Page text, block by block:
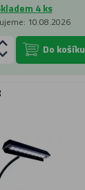
4 ks
10.08.2026
Do košíku